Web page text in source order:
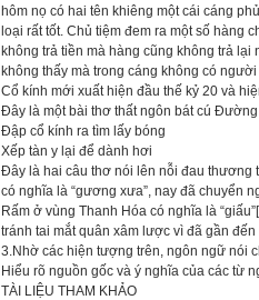
hôm nọ có hai tên khiêng một cái cáng
loại rất tốt. Chủ tiệm đem ra một số hàng
không trả tiền mà hàng cũng không trả
không thấy mà trong cáng không có
Cổ kính mới xuất hiện đầu thế kỷ 20 và
Đây là một bài thơ thất ngôn bát cú
Đập cổ kính ra tìm lấy bóng
Xếp tàn y lại để dành hơi
Đây là hai câu thơ nói lên nỗi đau thương
có nghĩa là “gương xưa”, nay đã chuyển
Rấm ở vùng Thanh Hóa có nghĩa là
tránh tai mắt quân xâm lược vì đã gần
3.Nhờ các hiện tượng trên, ngôn ngữ nói
Hiểu rõ nguồn gốc và ý nghĩa của các từ
TÀI LIỆU THAM KHẢO